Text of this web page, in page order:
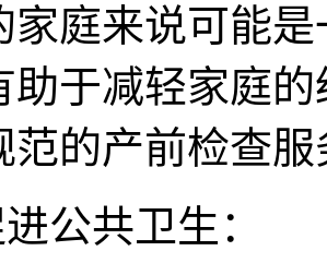
家庭来说可能
助于减轻家庭
范的产前检查服
共卫生：